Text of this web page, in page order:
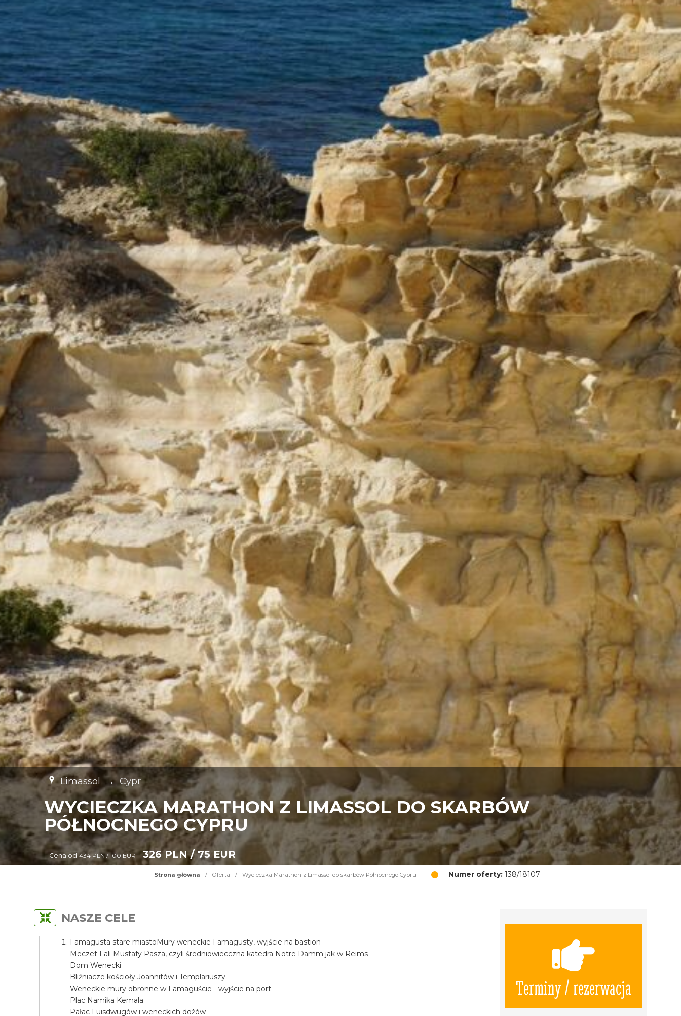
Limassol → Cypr
WYCIECZKA MARATHON Z LIMASSOL DO SKARBÓW
PÓŁNOCNEGO CYPRU
Cena od 434 PLN / 100 EUR 326 PLN / 75 EUR
Strona główna / Oferta / Wycieczka Marathon z Limassol do skarbów Północnego Cypru Numer oferty:138/18107
Terminy / rezerwacja
NASZE CELE
Famagusta stare miastoMury weneckie Famagusty, wyjście na bastion
Meczet Lali Mustafy Pasza, czyli średniowiecczna katedra Notre Damm jak w Reims
Dom Wenecki
Bliźniacze kościoły Joannitów i Templariuszy
Weneckie mury obronne w Famaguście - wyjście na port
Plac Namika Kemala
Pałac Luisdwugów i weneckich dożów